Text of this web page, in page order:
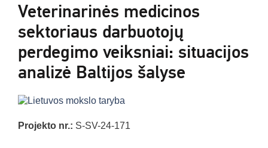
Veterinarinės medicinos
sektoriaus darbuotojų
perdegimo veiksniai: situacijos
analizė Baltijos šalyse
Projekto nr.: S-SV-24-171